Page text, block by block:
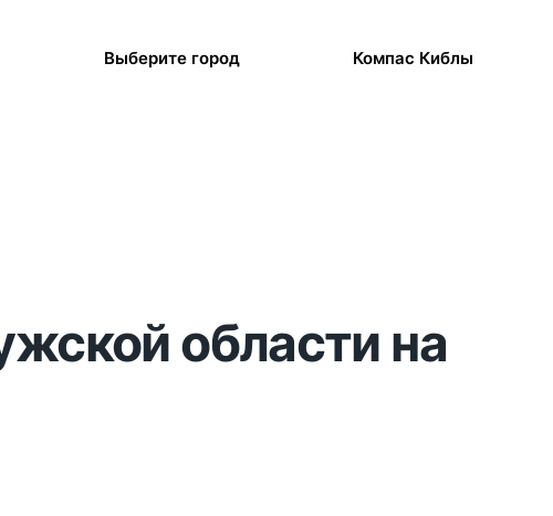
Выберите город Компас Киблы
области на